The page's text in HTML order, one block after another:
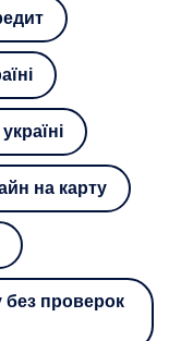
на карту
проверок